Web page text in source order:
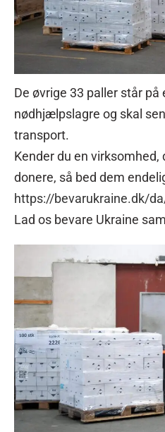
De øvrige 33 paller står på
nødhjælpslagre og skal
transport.
Kender du en virksomhed,
donere, så bed dem
https://bevarukraine.dk/
Lad os bevare Ukraine